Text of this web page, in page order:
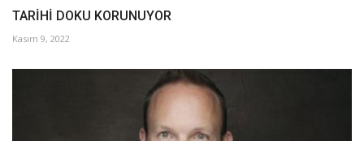
TARİHİ DOKU KORUNUYOR
Kasım 9, 2022